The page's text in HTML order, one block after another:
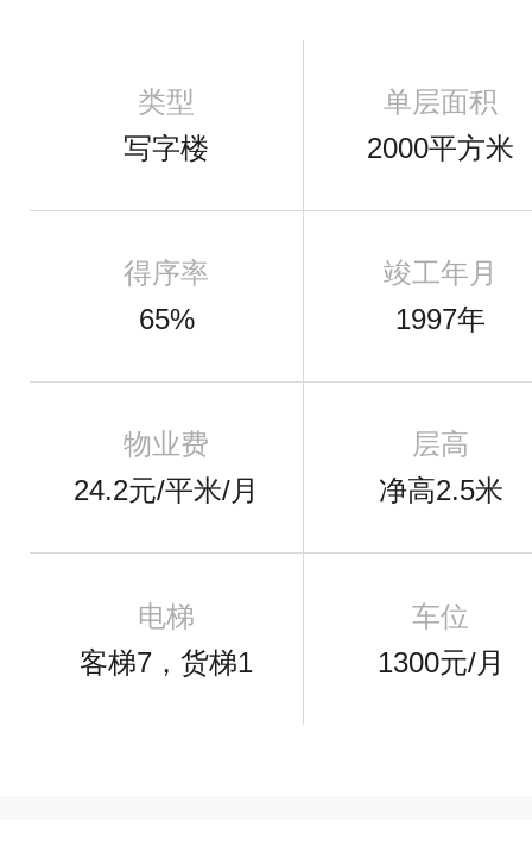
类型
写字楼
单层面积
2000平方米
得序率
65%
竣工年月
1997年
物业费
24.2元/平米/月
层高
净高2.5米
电梯
客梯7，货梯1
车位
1300元/月